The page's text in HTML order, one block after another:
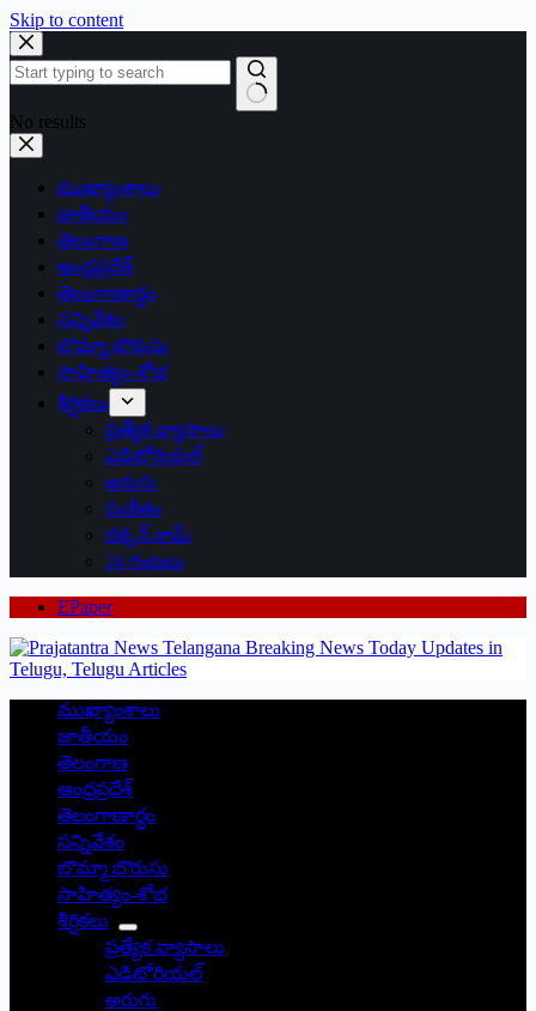
Skip to content
No results
ముఖ్యాంశాలు
జాతీయం
తెలంగాణ
ఆంధ్రప్రదేశ్
తెలంగాణార్థం
సన్నివేశం
బొమ్మా బొరుసు
సాహిత్యం-శోభ
శీర్షికలు
ప్రత్యేక వ్యాసాలు
ఎడిటోరియల్
అరుగు
సంకేతం
దక్కన్.కామ్
24 గంటలు
EPaper
ముఖ్యాంశాలు
జాతీయం
తెలంగాణ
ఆంధ్రప్రదేశ్
తెలంగాణార్థం
సన్నివేశం
బొమ్మా బొరుసు
సాహిత్యం-శోభ
శీర్షికలు
ప్రత్యేక వ్యాసాలు
ఎడిటోరియల్
అరుగు